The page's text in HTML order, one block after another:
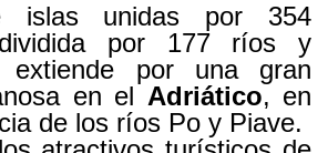
islas unidas por 354
por 177 ríos y
extiende por una gran
en el Adriático, en
de los ríos Po y Piave.